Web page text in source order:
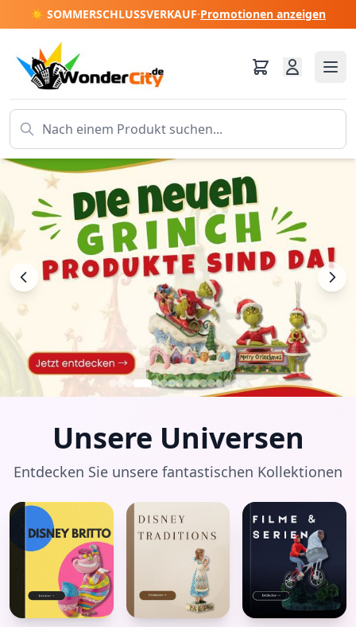
☀️ SOMMERSCHLUSSVERKAUF·Promotionen anzeigen
Unsere Universen
Entdecken Sie unsere fantastischen Kollektionen